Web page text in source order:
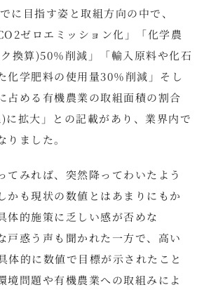
に目指す姿と取組方向の中で、
ゼロエミッション化」「化学農
換算)50％削減」「輸入原料や化石
化学肥料の使用量30％削減」そし
占める有機農業の取組面積の割合
拡大」との記載があり、業界内で
りました。
てみれば、突然降ってわいたよう
かも現状の数値とはあまりにもか
体的施策に乏しい感が否めな
戸惑う声も聞かれた一方で、高い
体的に数値で目標が示されたこと
境問題や有機農業への取組みによ